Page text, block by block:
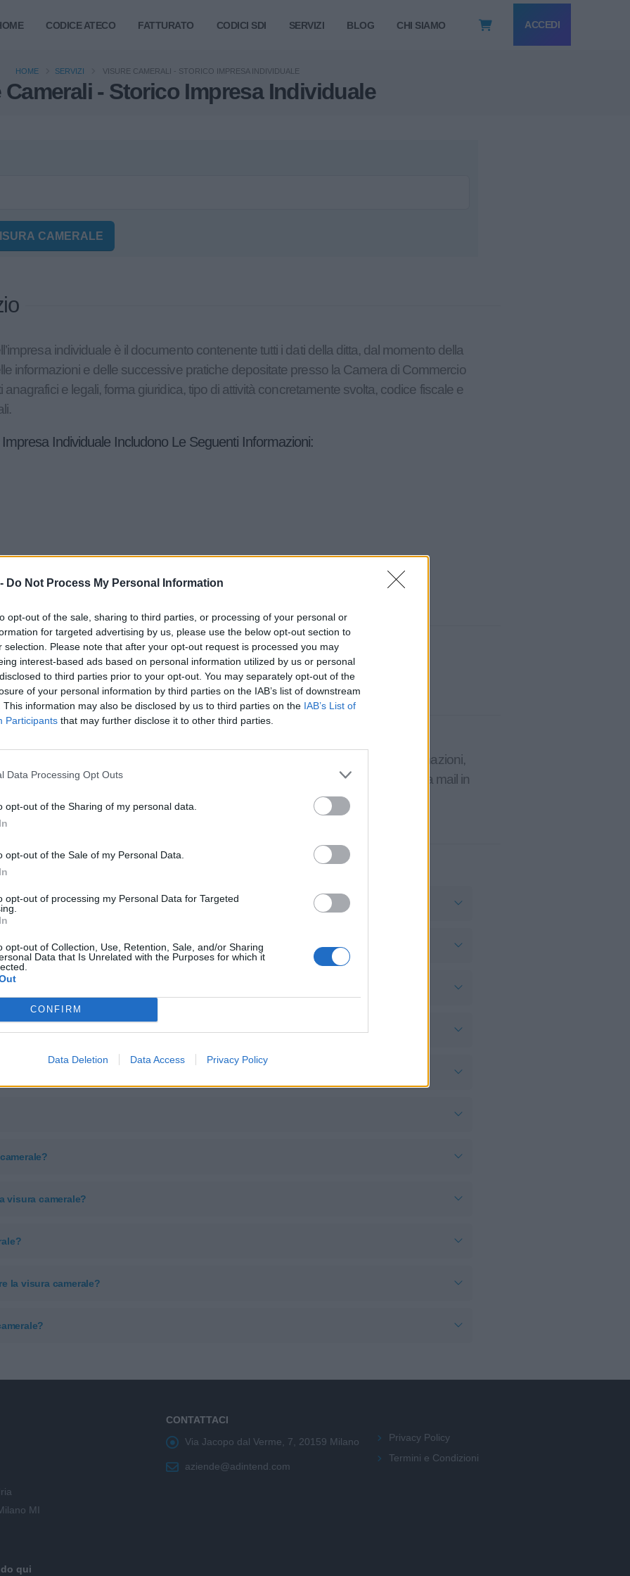
Do Not Process My Personal Information
opt-out of the sale, sharing to third parties, or processing of your personal or
for targeted advertising by us, please use the below opt-out section to
selection. Please note that after your opt-out request is processed you may
interest-based ads based on personal information utilized by us or personal
to third parties prior to your opt-out. You may separately opt-out of the
of your personal information by third parties on the IAB’s list of downstream
This information may also be disclosed by us to third parties on the IAB’s List of
Participants that may further disclose it to other third parties.
Data Processing Opt Outs
opt-out of the Sharing of my personal data.
opt-out of the Sale of my Personal Data.
opt-out of processing my Personal Data for Targeted
opt-out of Collection, Use, Retention, Sale, and/or Sharing
Data that Is Unrelated with the Purposes for which it
CONFIRM
Data Deletion Data Access Privacy Policy
CODICE ATECO FATTURATO CODICI SDI SERVIZI BLOG CHI SIAMO ACCEDI
Camerali - Storico Impresa Individuale
HOME SERVIZI VISURE CAMERALI - STORICO IMPRESA INDIVIDUALE
CAMERALE
individuale è il documento contenente tutti i dati della ditta, dal momento della
informazioni e delle successive pratiche depositate presso la Camera di Commercio
e legali, forma giuridica, tipo di attività concretamente svolta, codice fiscale e
Individuale Includono Le Seguenti Informazioni:
di Commercio
richiedi la tua Visura Camerale! Cerca l'azienda per cui stai cercando informazioni,
e acquista. Riceverai la tua visura camerale online direttamente sulla tua mail in
visura camerale?
la visura camerale?
MI
CONTATTACI
Via Jacopo dal Verme, 7, 20159 Milano
aziende@adintend.com
Privacy Policy
Termini e Condizioni
qui